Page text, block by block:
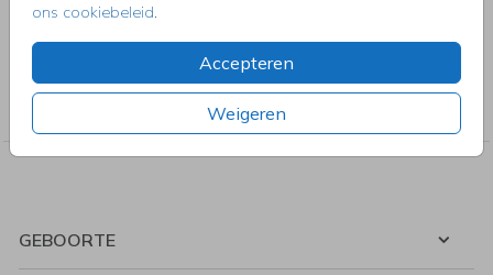
ons cookiebeleid
Accepteren
Weigeren
Uitnodigingen kinderfeestje, doopfeest, babyshower,
communie, geslaagd, high tea, housewarming, jubileum,
kerstdiner, pensioen, save the dat, tuinfeest, BBQ of verjaardag.
GEBOORTE